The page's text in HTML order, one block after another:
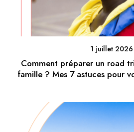
1 juillet 2026
Comment préparer un road
famille ? Mes 7 astuces pour